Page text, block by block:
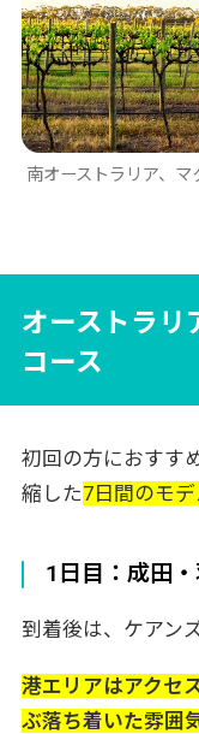
南オーストラリア、
オーストラリ
コース
初回の方におすす
縮した7日間のモ
1日目：成田
到着後は、ケアン
港エリアはアクセ
ぶ落ち着いた雰囲